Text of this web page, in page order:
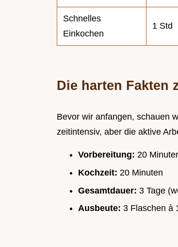
Schnelles
Einkochen
1 Std
Die harten Fakten
Bevor wir anfangen, schauen
zeitintensiv, aber die aktive
Vorbereitung: 20
Kochzeit: 20 Minuten
Gesamtdauer: 3 Tage
Ausbeute: 3 Flaschen à